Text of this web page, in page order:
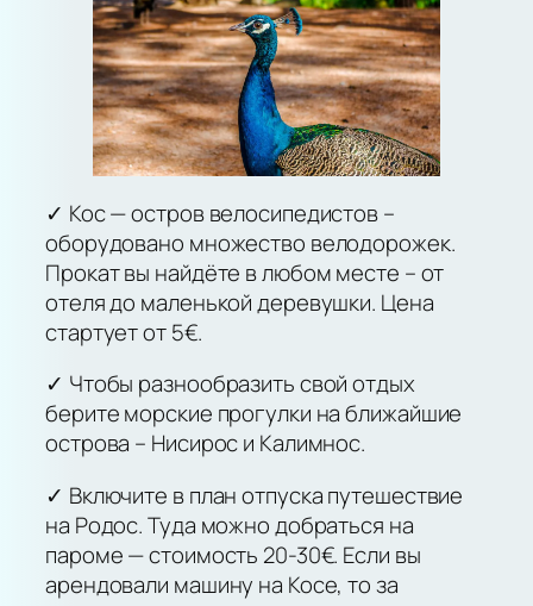
✓ Кос — остров велосипедистов –
оборудовано множество велодорожек.
Прокат вы найдёте в любом месте – от
отеля до маленькой деревушки. Цена
стартует от 5€.
✓ Чтобы разнообразить свой отдых
берите морские прогулки на ближайшие
острова – Нисирос и Калимнос.
✓ Включите в план отпуска путешествие
на Родос. Туда можно добраться на
пароме — стоимость 20-30€. Если вы
арендовали машину на Косе, то за